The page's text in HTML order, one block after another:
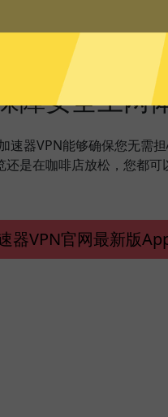
障安全上网
速器VPN能够确保您无需
还是在咖啡店放松，您都可
器VPN官网最新版